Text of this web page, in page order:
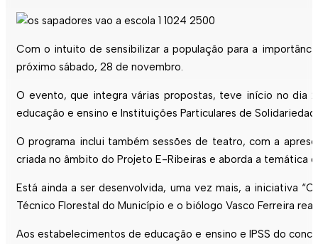
Com o intuito de sensibilizar a população para a
próximo sábado, 28 de novembro.
O evento, que integra várias propostas, teve início no dia
educação e ensino e Instituições Particulares de
O programa inclui também sessões de teatro, com a
criada no âmbito do Projeto E-Ribeiras e aborda a temática
Está ainda a ser desenvolvida, uma vez mais, a iniciativa
Técnico Florestal do Município e o biólogo Vasco Ferreira
Aos estabelecimentos de educação e ensino e IPSS do